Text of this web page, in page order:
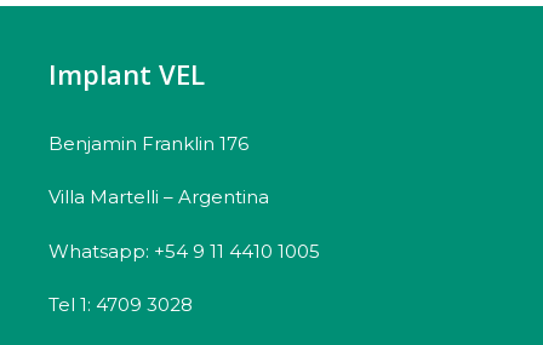
Implant VEL
Benjamin Franklin 176
Villa Martelli – Argentina
Whatsapp: +54 9 11 4410 1005
Tel 1: 4709 3028